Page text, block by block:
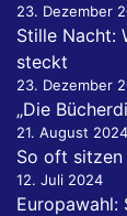
23. Dezember
Stille Nacht:
steckt
23. Dezember
„Die
21. August 2024
So oft sitzen
12. Juli 2024
Europawahl: